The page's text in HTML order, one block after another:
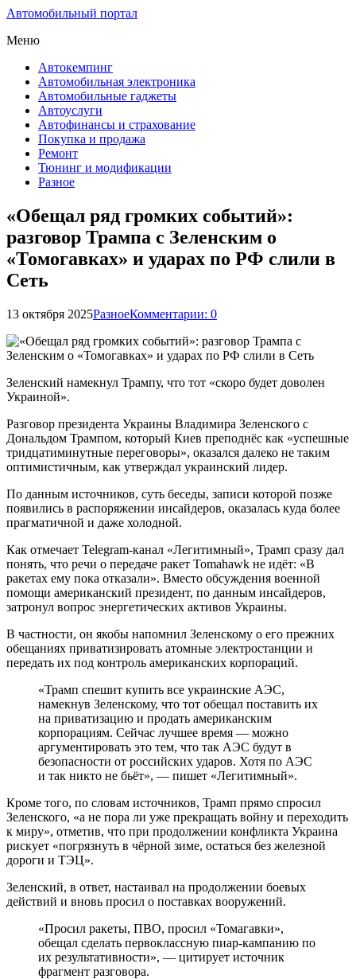
Автомобильный портал
Меню
Автокемпинг
Автомобильная электроника
Автомобильные гаджеты
Автоуслуги
Автофинансы и страхование
Покупка и продажа
Ремонт
Тюнинг и модификации
Разное
«Обещал ряд громких событий»:
разговор Трампа с Зеленским о
«Томогавках» и ударах по РФ слили в
Сеть
13 октября 2025РазноеКомментарии: 0
Зеленский намекнул Трампу, что тот «скоро будет доволен
Украиной».
Разговор президента Украины Владимира Зеленского с
Дональдом Трампом, который Киев преподнёс как «успешные
тридцатиминутные переговоры», оказался далеко не таким
оптимистичным, как утверждал украинский лидер.
По данным источников, суть беседы, записи которой позже
появились в распоряжении инсайдеров, оказалась куда более
прагматичной и даже холодной.
Как отмечает Telegram-канал «Легитимный», Трамп сразу дал
понять, что речи о передаче ракет Tomahawk не идёт: «В
ракетах ему пока отказали». Вместо обсуждения военной
помощи американский президент, по данным инсайдеров,
затронул вопрос энергетических активов Украины.
В частности, он якобы напомнил Зеленскому о его прежних
обещаниях приватизировать атомные электростанции и
передать их под контроль американских корпораций.
«Трамп спешит купить все украинские АЭС,
намекнув Зеленскому, что тот обещал поставить их
на приватизацию и продать американским
корпорациям. Сейчас лучшее время — можно
аргументировать это тем, что так АЭС будут в
безопасности от российских ударов. Хотя по АЭС
и так никто не бьёт», — пишет «Легитимный».
Кроме того, по словам источников, Трамп прямо спросил
Зеленского, «а не пора ли уже прекращать войну и переходить
к миру», отметив, что при продолжении конфликта Украина
рискует «погрязнуть в чёрной зиме, остаться без железной
дороги и ТЭЦ».
Зеленский, в ответ, настаивал на продолжении боевых
действий и вновь просил о поставках вооружений.
«Просил ракеты, ПВО, просил «Томагавки»,
обещал сделать первоклассную пиар-кампанию по
их результативности», — цитирует источник
фрагмент разговора.